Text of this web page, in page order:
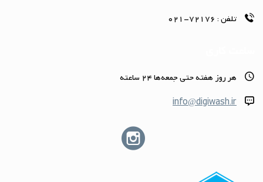
تلفن : 72176-021
هر روز هفته حتى جمعه‌ها 24 ساعته
info@digiwash.ir